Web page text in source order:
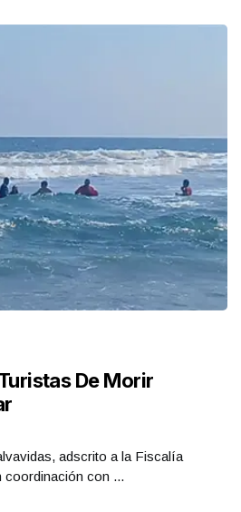
De Morir
adscrito a la Fiscalía
coordinación con ...